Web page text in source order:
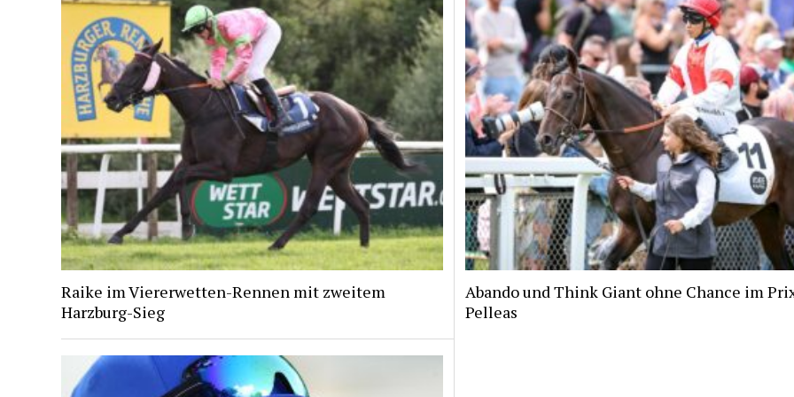
Raike im Viererwetten-Rennen mit zweitem
Harzburg-Sieg
Abando und Think Giant ohne Chance im
Pelleas